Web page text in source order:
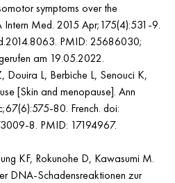
symptoms over the
Intern Med. 2015 Apr;175(4):531-9.
PMID: 25686030;
am 19.05.2022.
Douira L, Berbiche L, Senouci K,
[Skin and menopause]. Ann
80. French. doi:
8. PMID: 17194967.
KF, Rokunohe D, Kawasumi M.
DNA-Schadensreaktionen zur